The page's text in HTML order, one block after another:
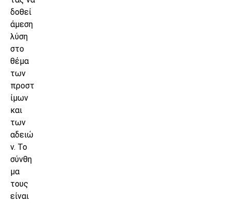
δοθεί
άμεση
λύση
στο
θέμα
των
προστ
ίμων
και
των
αδειώ
ν. Το
σύνθη
μα
τους
είναι